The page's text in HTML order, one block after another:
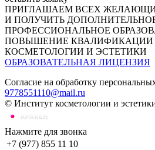
ПРИГЛАШАЕМ ВСЕХ
И ПОЛУЧИТЬ
ПРОФЕССИОНАЛЬНОЕ
ПОВЫШЕНИЕ КВАЛИФИКАЦИИ
КОСМЕТОЛОГИИ И ЭСТЕТИКИ
ОБРАЗОВАТЕЛЬНАЯ ЛИЦЕНЗИЯ
Согласие на обработку
9778551110@mail.ru
© Институт косметологии и
Нажмите для звонка
+7 (977) 855 11 10